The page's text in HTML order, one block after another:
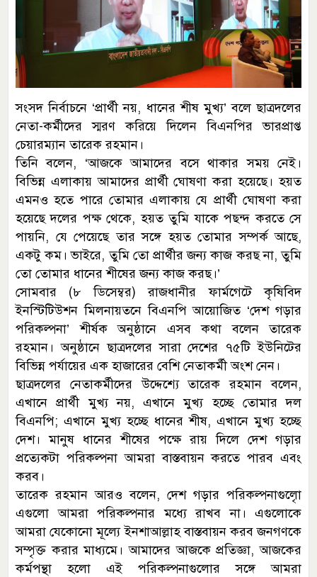
সংসদ নির্বাচনে ‘প্রার্থী নয়, ধানের শীষ মুখ্য’ বলে ছাত্রদলের
নেতা-কর্মীদের স্মরণ করিয়ে দিলেন বিএনপির ভারপ্রাপ্ত
চেয়ারম্যান তারেক রহমান।
তিনি বলেন, ‘আজকে আমাদের বসে থাকার সময় নেই।
বিভিন্ন এলাকায় আমাদের প্রার্থী ঘোষণা করা হয়েছে। হয়ত
এমনও হতে পারে তোমার এলাকায় যে প্রার্থী ঘোষণা করা
হয়েছে দলের পক্ষ থেকে, হয়ত তুমি যাকে পছন্দ করতে সে
পায়নি, যে পেয়েছে তার সঙ্গে হয়ত তোমার সম্পর্ক আছে,
একটু কম। ভাইরে, তুমি তো প্রার্থীর জন্য কাজ করছ না, তুমি
তো তোমার ধানের শীষের জন্য কাজ করছ।’
সোমবার (৮ ডিসেম্বর) রাজধানীর ফার্মগেটে কৃষিবিদ
ইনস্টিটিউশন মিলনায়তনে বিএনপি আয়োজিত ‘দেশ গড়ার
পরিকল্পনা’ শীর্ষক অনুষ্ঠানে এসব কথা বলেন তারেক
রহমান। অনুষ্ঠানে ছাত্রদলের সারা দেশের ৭৫টি ইউনিটের
বিভিন্ন পর্যায়ের এক হাজারের বেশি নেতাকর্মী অংশ নেন।
ছাত্রদলের নেতাকর্মীদের উদ্দেশ্যে তারেক রহমান বলেন,
এখানে প্রার্থী মুখ্য নয়, এখানে মুখ্য হচ্ছে তোমার দল
বিএনপি; এখানে মুখ্য হচ্ছে ধানের শীষ, এখানে মুখ্য হচ্ছে
দেশ। মানুষ ধানের শীষের পক্ষে রায় দিলে দেশ গড়ার
প্রত্যেকটা পরিকল্পনা আমরা বাস্তবায়ন করতে পারব এবং
করব।
তারেক রহমান আরও বলেন, দেশ গড়ার পরিকল্পনাগুলোৃ
এগুলো আমরা পরিকল্পনার মধ্যে রাখব না। এগুলোকে
আমরা যেকোনো মূল্যে ইনশাআল্লাহ বাস্তবায়ন করব জনগণকে
সম্পৃক্ত করার মাধ্যমে। আমাদের আজকে প্রতিজ্ঞা, আজকের
কর্মপন্থা হলো এই পরিকল্পনাগুলোর সঙ্গে আমরা